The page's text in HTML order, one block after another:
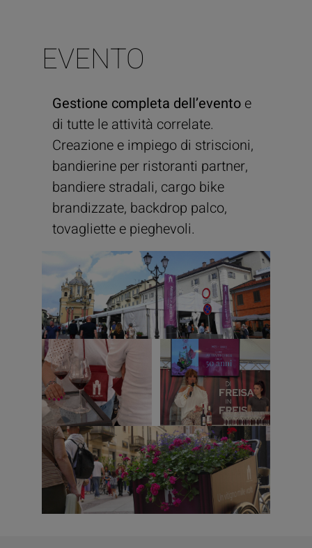
EVENTO
Gestione completa dell’eventoe
di tutte le attività correlate.
Creazione e impiego di striscioni,
bandierine per ristoranti partner,
bandiere stradali, cargo bike
brandizzate, backdrop palco,
tovagliette e pieghevoli.